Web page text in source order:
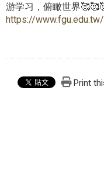
游学习，俯瞰世界
https://
Print